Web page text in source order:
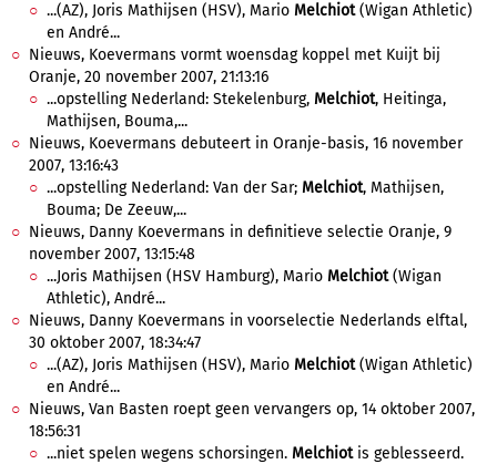
...(AZ), Joris Mathijsen (HSV), Mario Melchiot(Wigan Athletic)
en André...
Nieuws, Koevermans vormt woensdag koppel met Kuijt bij
Oranje, 20 november 2007, 21:13:16
...opstelling Nederland: Stekelenburg, Melchiot, Heitinga,
Mathijsen, Bouma,...
Nieuws, Koevermans debuteert in Oranje-basis, 16 november
2007, 13:16:43
...opstelling Nederland: Van der Sar; Melchiot, Mathijsen,
Bouma; De Zeeuw,...
Nieuws, Danny Koevermans in definitieve selectie Oranje, 9
november 2007, 13:15:48
...Joris Mathijsen (HSV Hamburg), Mario Melchiot(Wigan
Athletic), André...
Nieuws, Danny Koevermans in voorselectie Nederlands elftal,
30 oktober 2007, 18:34:47
...(AZ), Joris Mathijsen (HSV), Mario Melchiot(Wigan Athletic)
en André...
Nieuws, Van Basten roept geen vervangers op, 14 oktober 2007,
18:56:31
...niet spelen wegens schorsingen. Melchiotis geblesseerd.